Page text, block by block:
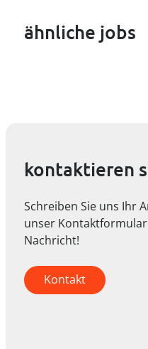
ähnliche jobs
kontaktieren
Schreiben Sie uns Ihr
unser
Nachricht!
Kontakt